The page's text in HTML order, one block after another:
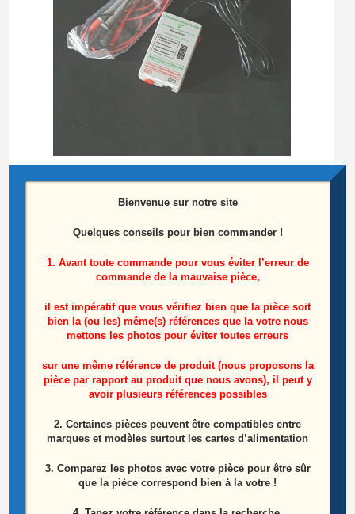
Testeur de barres LEDS
Produits similaires
Bienvenue sur notre site
Quelques conseils pour bien commander !
1. Avant toute commande pour vous éviter l’erreur de
commande de la mauvaise pièce,
il est impératif que vous vérifiez bien que la pièce soit
bien la (ou les) même(s) références que la votre nous
mettons les photos pour éviter toutes erreurs
sur une même référence de produit (nous proposons la
pièce par rapport au produit que nous avons), il peut y
avoir plusieurs références possibles
2. Certaines pièces peuvent être compatibles entre
marques et modèles surtout les cartes d’alimentation
3. Comparez les photos avec votre pièce pour être sûr
que la pièce correspond bien à la votre !